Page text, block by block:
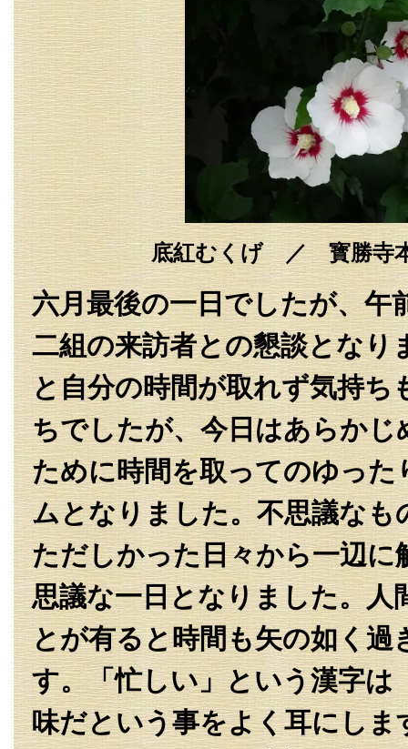
底紅むくげ ／ 寳勝寺
六月最後の一日でしたが、午
二組の来訪者との懇談となり
と自分の時間が取れず気持ち
ちでしたが、今日はあらかじ
ために時間を取ってのゆった
ムとなりました。不思議なも
ただしかった日々から一辺に
思議な一日となりました。人
とが有ると時間も矢の如く過
す。「忙しい」という漢字は
味だという事をよく耳にしま